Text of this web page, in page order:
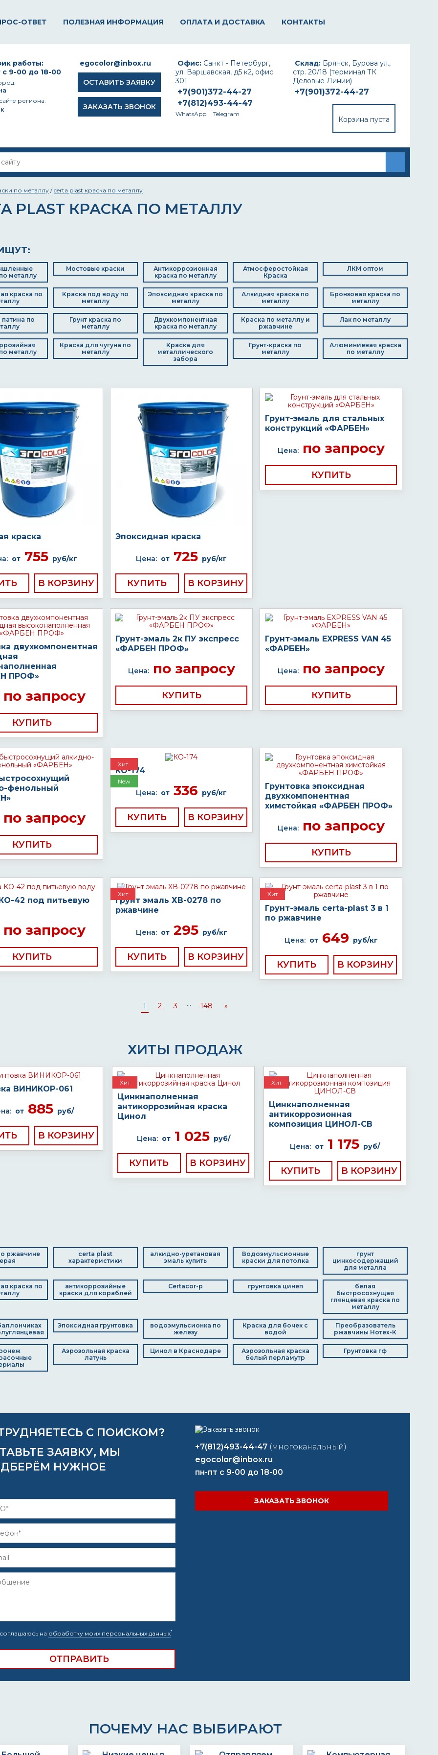
ОТВЕТ ПОЛЕЗНАЯ ИНФОРМАЦИЯ ОПЛАТА И ДОСТАВКА КОНТАКТЫ
Склад: Брянск, Бурова ул.,
стр. 20/18 (терминал ТК
Деловые Линии)
+7(901)372-44-27
Корзина пуста
Офис: Санкт - Петербург,
ул. Варшавская, д5 к2, офис
301
+7(901)372-44-27
+7(812)493-44-47
WhatsApp Telegram
egocolor@inbox.ru
ОСТАВИТЬ ЗАЯВКУ
ЗАКАЗАТЬ ЗВОНОК
работы:
с 9-00 до 18-00
региона:
по металлу /certa plast краска по металлу
PLAST КРАСКА ПО МЕТАЛЛУ
металлу
Мостовые краски
Антикоррозионная
краска по металлу
Атмосферостойкая
Краска
ЛКМ оптом
краска по
Краска под воду по
металлу
Эпоксидная краска по
металлу
Алкидная краска по
металлу
Бронзовая краска по
металлу
патина по
Грунт краска по
металлу
Двухкомпонентная
краска по металлу
Краска по металлу и
ржавчине
Лак по металлу
металлу
Краска для чугуна по
металлу
Краска для
металлического
забора
Грунт-краска по
металлу
Алюминиевая краска
по металлу
краска
от755 руб/кг
Эпоксидная краска
Цена: от 725 руб/кг
КУПИТЬ
Грунт-эмаль для стальных
конструкций «ФАРБЕН»
Цена:по запросу
КУПИТЬ
двухкомпонентная
ПРОФ»
запросу
КУПИТЬ
Грунт-эмаль 2к ПУ экспресс
«ФАРБЕН ПРОФ»
Цена:по запросу
КУПИТЬ
Грунт-эмаль EXPRESS VAN 45
«ФАРБЕН»
Цена:по запросу
КУПИТЬ
фенольный
запросу
КУПИТЬ
Хит
New
КО-174
Цена: от 336 руб/кг
КУПИТЬ
Грунтовка эпоксидная
двухкомпонентная
химстойкая «ФАРБЕН ПРОФ»
Цена:по запросу
КУПИТЬ
42 под питьевую
запросу
КУПИТЬ
Хит
Грунт эмаль ХВ-0278 по
ржавчине
Цена: от295 руб/кг
КУПИТЬ
Хит
Грунт-эмаль certa-plast 3 в 1
по ржавчине
Цена: от649 руб/кг
КУПИТЬ
1 2 3 ... 148 »
ХИТЫ ПРОДАЖ
ВИНИКОР-061
от885 руб/
Хит
Цинкнаполненная
антикоррозийная краска
Цинол
Цена: от1 025 руб/
КУПИТЬ
Хит
Цинкнаполненная
антикоррозионная
композиция ЦИНОЛ-СВ
Цена: от 1 175 руб/
КУПИТЬ
ржавчине
certa plast
характеристики
алкидно-уретановая
эмаль купить
Водоэмульсионные
краски для потолка
грунт
цинкосодержащий
для металла
краска по
антикоррозийные
краски для кораблей
Certacor-p грунтовка цинеп
белая
быстросохнущая
глянцевая краска по
металлу
Эпоксидная грунтовка
водоэмульсионка по
железу
Краска для бочек с
водой
Преобразователь
ржавчины Нотех-К
Аэрозольная краска
латунь
Цинол в Краснодаре
Аэрозольная краска
белый перламутр
Грунтовка гф
С ПОИСКОМ?
ЗАЯВКУ, МЫ
НУЖНОЕ
на обработку моих персональных данных*
+7(812)493-44-47 (многоканальный)
egocolor@inbox.ru
пн-пт с 9-00 до 18-00
ЗАКАЗАТЬ ЗВОНОК
ПОЧЕМУ НАС ВЫБИРАЮТ